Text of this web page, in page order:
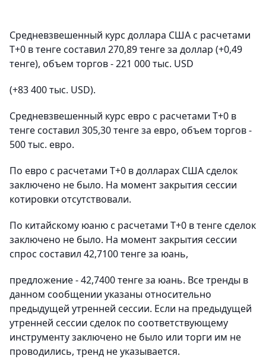
Средневзвешенный курс доллара США с расчетами
T+0 в тенге составил 270,89 тенге за доллар (+0,49
тенге), объем торгов - 221 000 тыс. USD
(+83 400 тыс. USD).
Средневзвешенный курс евро с расчетами T+0 в
тенге составил 305,30 тенге за евро, объем торгов -
500 тыс. евро.
По евро с расчетами T+0 в долларах США сделок
заключено не было. На момент закрытия сессии
котировки отсутствовали.
По китайскому юаню с расчетами T+0 в тенге сделок
заключено не было. На момент закрытия сессии
спрос составил 42,7100 тенге за юань,
предложение - 42,7400 тенге за юань. Все тренды в
данном сообщении указаны относительно
предыдущей утренней сессии. Если на предыдущей
утренней сессии сделок по соответствующему
инструменту заключено не было или торги им не
проводились, тренд не указывается.